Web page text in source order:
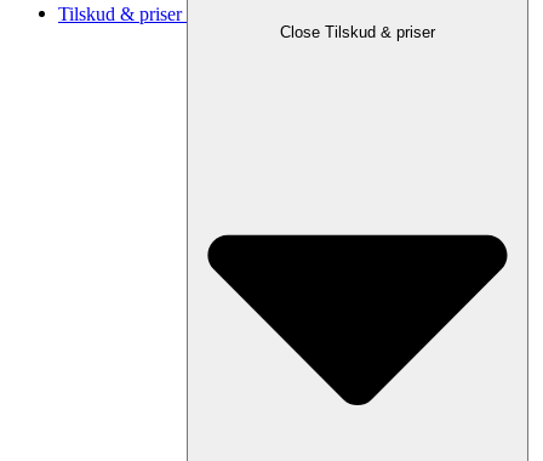
Tilskud & priser
Close Tilskud & priser